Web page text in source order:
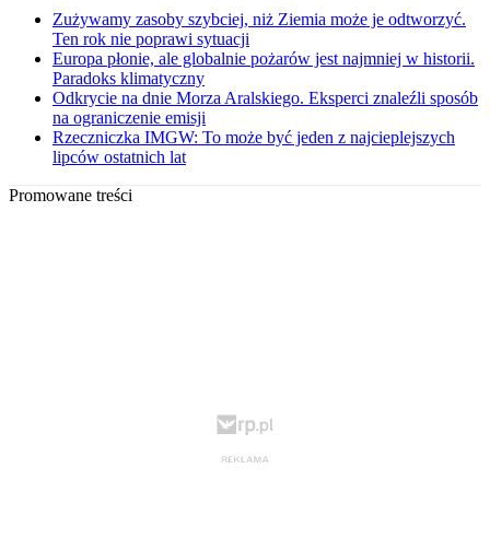
Zużywamy zasoby szybciej, niż Ziemia może je odtworzyć.
Ten rok nie poprawi sytuacji
Europa płonie, ale globalnie pożarów jest najmniej w historii.
Paradoks klimatyczny
Odkrycie na dnie Morza Aralskiego. Eksperci znaleźli sposób
na ograniczenie emisji
Rzeczniczka IMGW: To może być jeden z najcieplejszych
lipców ostatnich lat
Promowane treści